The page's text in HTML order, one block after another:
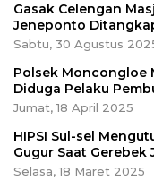
Gasak Celengan
Jeneponto
Sabtu, 30 Agustus
Polsek Moncongloe
Diduga Pelaku
Jumat, 18 April 2025
HIPSI Sul-sel
Gugur Saat Gerebek
Selasa, 18 Maret 2025